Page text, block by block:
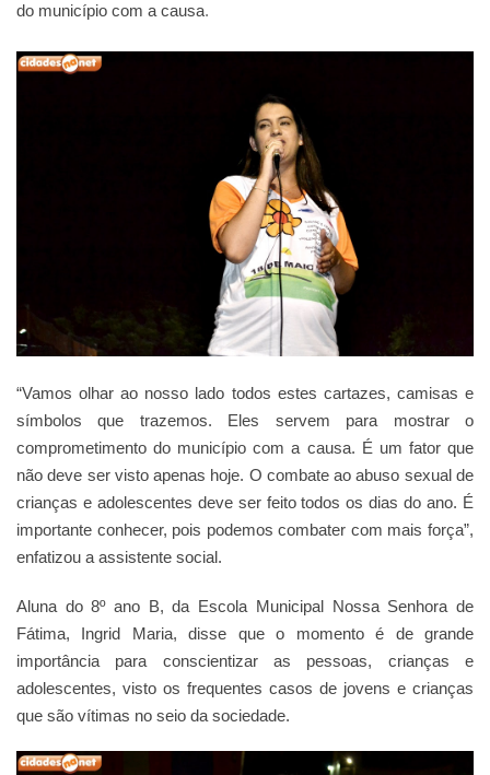
do município com a causa.
“Vamos olhar ao nosso lado todos estes cartazes, camisas e
símbolos que trazemos. Eles servem para mostrar o
comprometimento do município com a causa. É um fator que
não deve ser visto apenas hoje. O combate ao abuso sexual de
crianças e adolescentes deve ser feito todos os dias do ano. É
importante conhecer, pois podemos combater com mais força”,
enfatizou a assistente social.
Aluna do 8º ano B, da Escola Municipal Nossa Senhora de
Fátima, Ingrid Maria, disse que o momento é de grande
importância para conscientizar as pessoas, crianças e
adolescentes, visto os frequentes casos de jovens e crianças
que são vítimas no seio da sociedade.